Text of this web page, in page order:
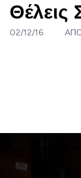
Θέλεις
02/12/16